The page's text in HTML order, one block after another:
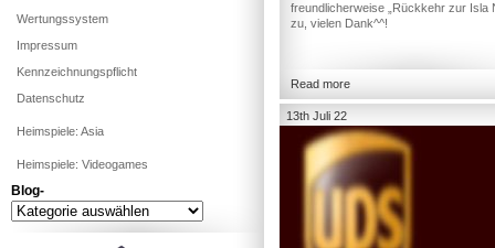
freundlicherweise „Rückkehr zur Isla
zu, vielen Dank^^!
Read more
13th Juli 22
Wertungssystem
Impressum
Kennzeichnungspflicht
Datenschutz
Heimspiele: Asia
Heimspiele: Videogames
Blog-
Blog-